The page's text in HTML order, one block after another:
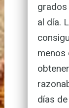
grados
al día.
menos
días